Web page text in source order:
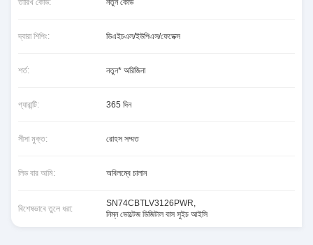
দ্বারা শিপিং: ডিএইচএল/ইউপিএস/ফেডেক্স
শর্ত: নতুন* অরিজিনা
গ্যারান্টি: 365 দিন
সীসা মুক্ত: রোহস সম্মত
লিড বার আমি: অবিলম্বে চালান
বিশেষভাবে তুলে ধরা:
SN74CBTLV3126PWR,
নিম্ন ভোল্টেজ ডিজিটাল বাস সুইচ আইসি